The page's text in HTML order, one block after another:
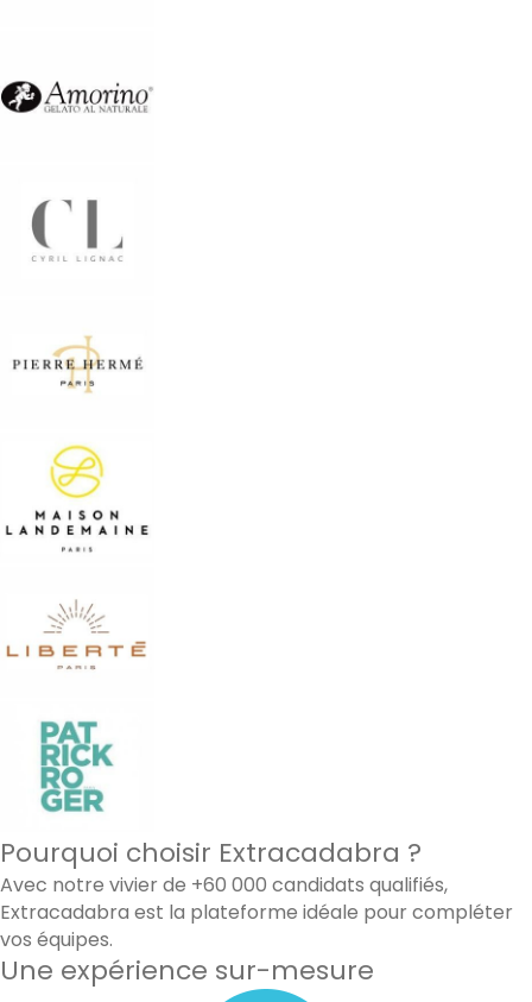
Pourquoi choisir Extracadabra ?
Avec notre vivier de +60 000 candidats qualifiés,
Extracadabra est la plateforme idéale pour compléter
vos équipes.
Une expérience sur-mesure